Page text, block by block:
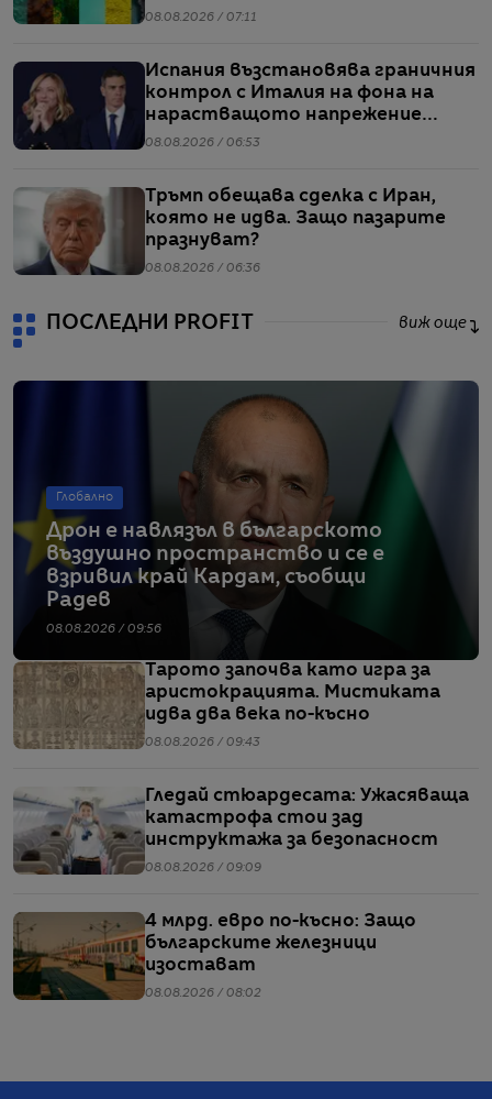
08.08.2026 / 07:11
Испания възстановява граничния
контрол с Италия на фона на
нарастващото напрежение
заради мигрантите
08.08.2026 / 06:53
Тръмп обещава сделка с Иран,
която не идва. Защо пазарите
празнуват?
08.08.2026 / 06:36
ПОСЛЕДНИ PROFIT виж още
Глобално
Дрон е навлязъл в българското
въздушно пространство и се е
взривил край Кардам, съобщи
Радев
08.08.2026 / 09:56
Тарото започва като игра за
аристокрацията. Мистиката
идва два века по-късно
08.08.2026 / 09:43
Гледай стюардесата: Ужасяваща
катастрофа стои зад
инструктажа за безопасност
08.08.2026 / 09:09
4 млрд. евро по-късно: Защо
българските железници
изостават
08.08.2026 / 08:02